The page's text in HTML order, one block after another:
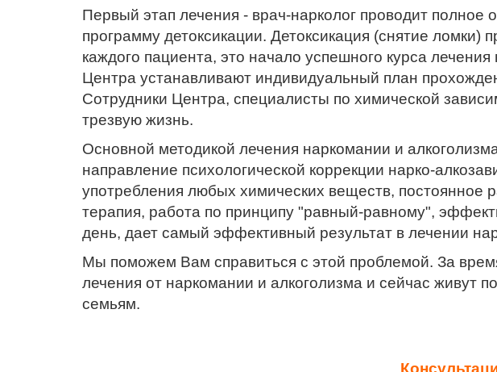
Первый этап лечения - врач-нарколог проводит полное
программу детоксикации. Детоксикация (снятие
каждого пациента, это начало успешного курса
Центра устанавливают индивидуальный план
Сотрудники Центра, специалисты по химической
трезвую жизнь.
Основной методикой лечения наркомании и
направление психологической коррекции нарко-
употребления любых химических веществ, постоянное
терапия, работа по принципу "равный-равному",
день, дает самый эффективный результат в лечении
Мы поможем Вам справиться с этой проблемой. За
лечения от наркомании и алкоголизма и сейчас живут
семьям.